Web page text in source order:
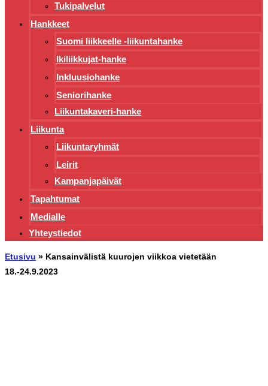
Tukipalvelut
Hankkeet
Suomi liikkeelle -liikuntahanke
Ikiliikkujat-hanke
Inkluusiohanke
Seniorihanke
Liikuntakaveri-hanke
Liikunta
Liikuntaryhmät
Leirit
Kampanjapäivät
Tapahtumat
Medialle
Yhteystiedot
Etusivu » Kansainvälistä kuurojen viikkoa vietetään
18.-24.9.2023